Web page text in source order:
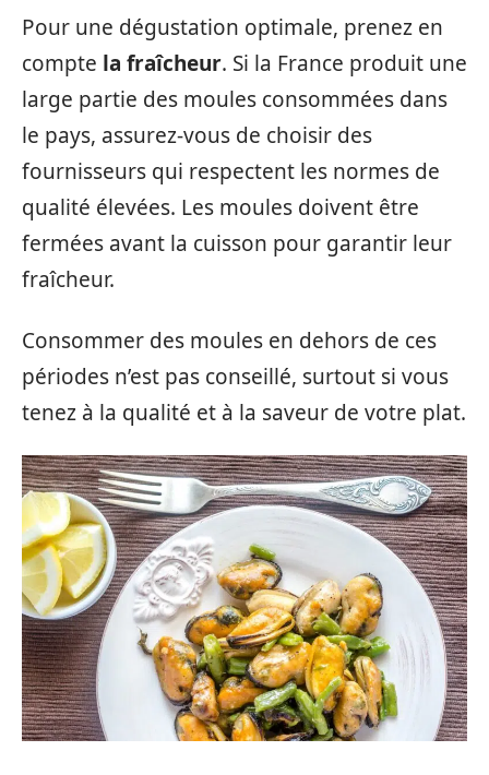
Pour une dégustation optimale, prenez en
compte la fraîcheur. Si la France produit une
large partie des moules consommées dans
le pays, assurez-vous de choisir des
fournisseurs qui respectent les normes de
qualité élevées. Les moules doivent être
fermées avant la cuisson pour garantir leur
fraîcheur.
Consommer des moules en dehors de ces
périodes n’est pas conseillé, surtout si vous
tenez à la qualité et à la saveur de votre plat.